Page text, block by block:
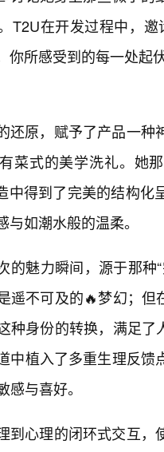
T2U在开发过程中，
你所感受到的每一处起
还原，赋予了产品一种
菜式的美学洗礼。她
中得到了完美的结构化
如潮水般的温柔。
的魅力瞬间，源于那种
遥不可及的🔥梦幻；
种身份的转换，满足
中植入了多重生理反
感与喜好。
到心理的闭环式交互，